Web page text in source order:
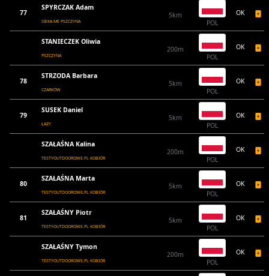
77
SPYRCZAK Adam
SIEKA.ME PSZCZYNA
5km
POL
OK
STANIECZEK Oliwia
PSZCZYNA
200m
POL
OK
78
STRZODA Barbara
CZARKÓW
5km
POL
OK
79
SUSEK Daniel
ŁAZY
5km
POL
OK
SZAŁAŚNA Kalina
TESTYOUTDOOROWE.PL KOBIÓR
200m
POL
OK
80
SZAŁAŚNA Marta
TESTYOUTDOOROWE.PL KOBIÓR
5km
POL
OK
81
SZAŁAŚNY Piotr
TESTYOUTDOOROWE.PL KOBIÓR
5km
POL
OK
SZAŁAŚNY Tymon
TESTYOUTDOOROWE.PL KOBIÓR
200m
POL
OK